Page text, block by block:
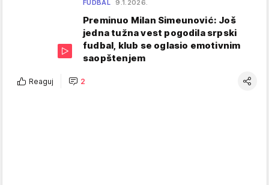
FUDBAL 9.1.2026.
Preminuo Milan Simeunović: Još
jedna tužna vest pogodila srpski
fudbal, klub se oglasio emotivnim
saopštenjem
Reaguj 2